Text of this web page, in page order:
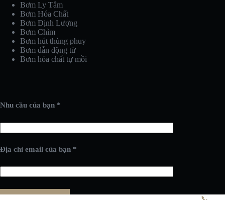
Bơm Ly Tâm
Bơm Hóa Chất
Bơm Định Lượng
Bơm Chìm
Bơm hút thùng phuy
Bơm dẫn động từ
Bơm hóa chất tự mồi
Nhu cầu của bạn *
Địa chỉ email của bạn *